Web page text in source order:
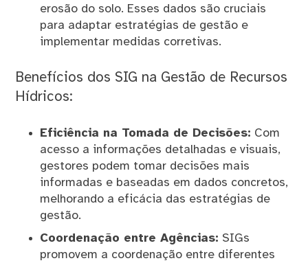
erosão do solo. Esses dados são cruciais
para adaptar estratégias de gestão e
implementar medidas corretivas.
Benefícios dos SIG na Gestão de Recursos
Hídricos:
Eficiência na Tomada de Decisões: Com
acesso a informações detalhadas e visuais,
gestores podem tomar decisões mais
informadas e baseadas em dados concretos,
melhorando a eficácia das estratégias de
gestão.
Coordenação entre Agências: SIGs
promovem a coordenação entre diferentes